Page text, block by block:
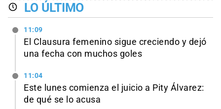
LO ÚLTIMO
11:09
El Clausura femenino sigue creciendo y dejó
una fecha con muchos goles
11:04
Este lunes comienza el juicio a Pity Álvarez:
de qué se lo acusa